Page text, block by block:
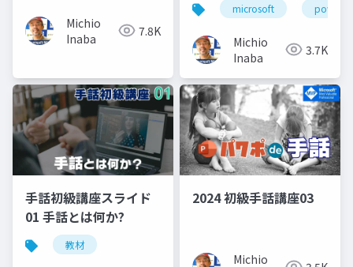
Michio
Inaba
7.8K
microsoft
Michio
Inaba
3.7K
手話初級講座スライド
01 手話とは何か?
教材
2024 初級手話講座03
Michio